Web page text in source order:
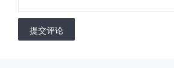
提交评论